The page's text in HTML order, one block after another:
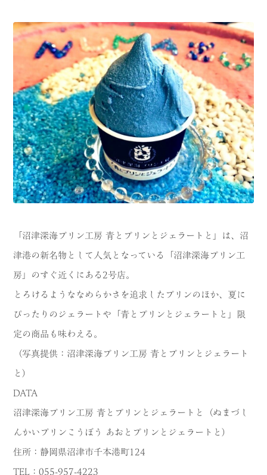
「沼津深海プリン工房 青とプリンとジェラートと」は、沼
津港の新名物として人気となっている「沼津深海プリン工
房」のすぐ近くにある2号店。
とろけるようななめらかさを追求したプリンのほか、夏に
ぴったりのジェラートや「青とプリンとジェラートと」限
定の商品も味わえる。
（写真提供：沼津深海プリン工房 青とプリンとジェラート
と）
DATA
沼津深海プリン工房 青とプリンとジェラートと（ぬまづし
んかいプリンこうぼう あおとプリンとジェラートと）
住所：静岡県沼津市千本港町124
TEL：055-957-4223